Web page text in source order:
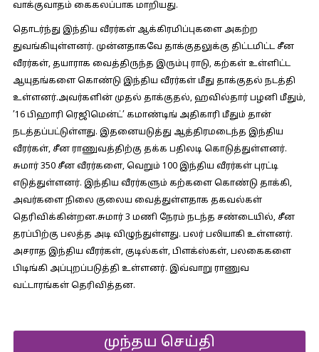
வாக்குவாதம் கைகலப்பாக மாறியது.
தொடர்ந்து இந்திய வீரர்கள் ஆக்கிரமிப்புகளை அகற்ற
துவங்கியுள்ளனர். முன்னதாகவே தாக்குதலுக்கு திட்டமிட்ட சீன
வீரர்கள், தயாராக வைத்திருந்த இரும்பு ராடு, கற்கள் உள்ளிட்ட
ஆயுதங்களை கொண்டு இந்திய வீரர்கள் மீது தாக்குதல் நடத்தி
உள்ளனர்.அவர்களின் முதல் தாக்குதல், ஹவில்தார் பழனி மீதும்,
’16 பிஹாரி ரெஜிமென்ட்’ கமாண்டிங் அதிகாரி மீதும் தான்
நடத்தப்பட்டுள்ளது. இதனையடுத்து ஆத்திரமடைந்த இந்திய
வீரர்கள், சீன ராணுவத்திற்கு தக்க பதிலடி கொடுத்துள்ளனர்.
சுமார் 350 சீன வீரர்களை, வெறும் 100 இந்திய வீரர்கள் புரட்டி
எடுத்துள்ளனர். இந்திய வீரர்களும் கற்களை கொண்டு தாக்கி,
அவர்களை நிலை குலைய வைத்துள்ளதாக தகவல்கள்
தெரிவிக்கின்றன.சுமார் 3 மணி நேரம் நடந்த சண்டையில், சீன
தரப்பிற்கு பலத்த அடி விழுந்துள்ளது. பலர் பலியாகி உள்ளனர்.
அசராத இந்திய வீரர்கள், குடில்கள், பிளக்ஸ்கள், பலகைகளை
பிடிங்கி அப்புறப்படுத்தி உள்ளனர். இவ்வாறு ராணுவ
வட்டாரங்கள் தெரிவித்தன.
முந்தய செய்தி